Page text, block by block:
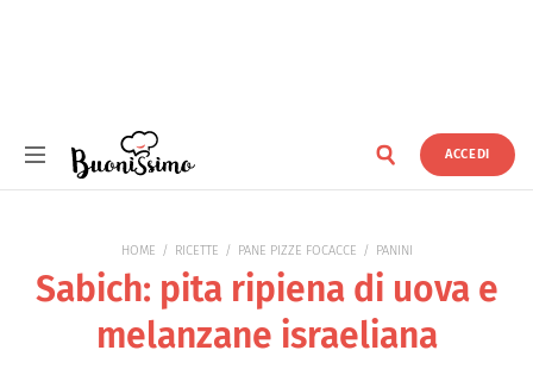
ACCEDI
HOME RICETTE PANE PIZZE FOCACCE PANINI
Sabich: pita ripiena di uova e
melanzane israeliana